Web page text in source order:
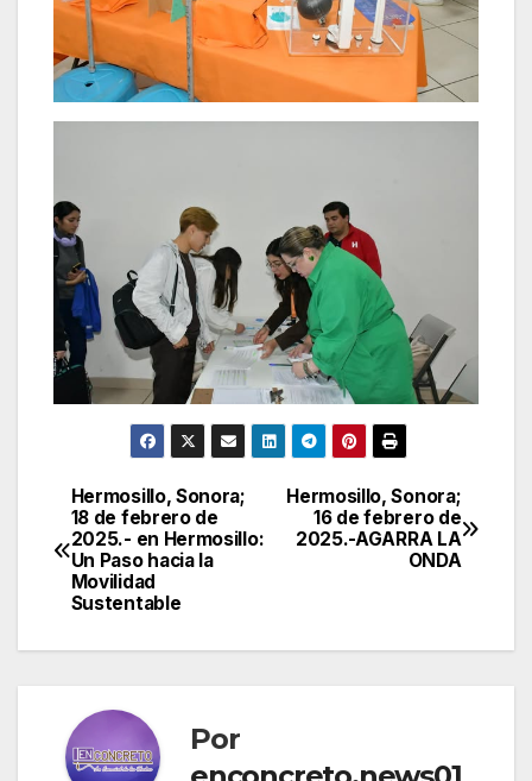
Navegación
de
entradas
Hermosillo, Sonora;
16 de febrero de
2025.-AGARRA LA
ONDA
Hermosillo, Sonora;
18 de febrero de
2025.- en Hermosillo:
Un Paso hacia la
Movilidad
Sustentable
Por